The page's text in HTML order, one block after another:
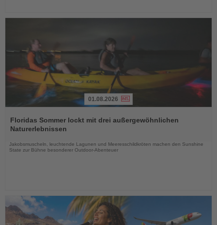
Sie
die
01.08.2026
Floridas Sommer lockt mit drei außergewöhnlichen
Naturerlebnissen
Jakobsmuscheln, leuchtende Lagunen und Meeresschildkröten machen den Sunshine
State zur Bühne besonderer Outdoor-Abenteuer